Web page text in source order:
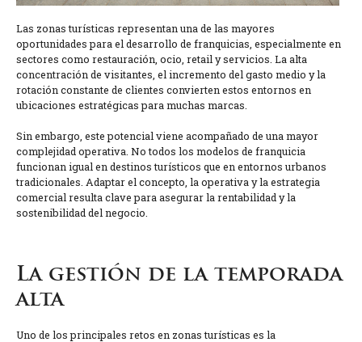
Las zonas turísticas representan una de las mayores
oportunidades para el desarrollo de franquicias, especialmente en
sectores como restauración, ocio, retail y servicios. La alta
concentración de visitantes, el incremento del gasto medio y la
rotación constante de clientes convierten estos entornos en
ubicaciones estratégicas para muchas marcas.
Sin embargo, este potencial viene acompañado de una mayor
complejidad operativa. No todos los modelos de franquicia
funcionan igual en destinos turísticos que en entornos urbanos
tradicionales. Adaptar el concepto, la operativa y la estrategia
comercial resulta clave para asegurar la rentabilidad y la
sostenibilidad del negocio.
La gestión de la temporada
alta
Uno de los principales retos en zonas turísticas es la